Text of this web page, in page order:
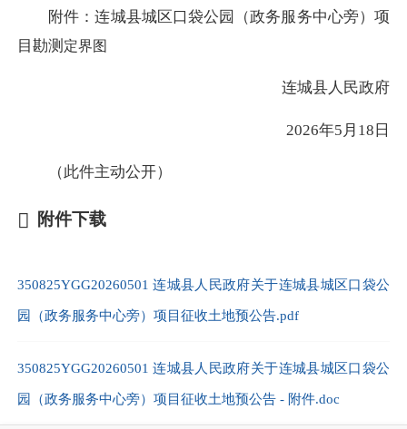
附件：连城县城区口袋公园（政务服务中心旁）项
目勘测 定界图
连城县人民政府
2026年5月18日
（此件主动公开）
附件下载
350825YGG20260501 连城县人民政府关于连城县城区口袋公
园（政务服务中心旁）项目征收土地预公告.pdf
350825YGG20260501 连城县人民政府关于连城县城区口袋公
园（政务服务中心旁）项目征收土地预公告 - 附件.doc